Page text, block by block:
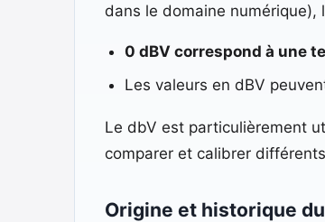
dans le domaine
0 dBV correspond à une
Les valeurs en dBV
Le dbV est particulièrement
comparer et calibrer
Origine et historique